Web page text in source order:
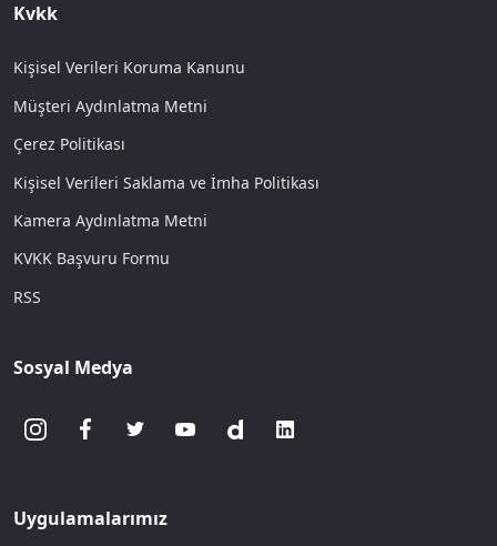
Kvkk
Kişisel Verileri Koruma Kanunu
Müşteri Aydınlatma Metni
Çerez Politikası
Kişisel Verileri Saklama ve İmha Politikası
Kamera Aydınlatma Metni
KVKK Başvuru Formu
RSS
Sosyal Medya
Uygulamalarımız